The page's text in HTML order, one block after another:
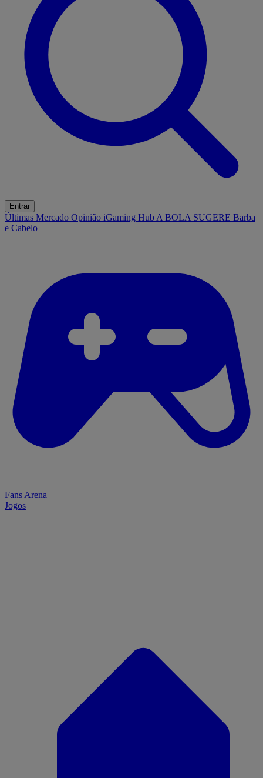
Entrar
Últimas Mercado Opinião iGaming Hub A BOLA SUGERE Barba
e Cabelo
Fans Arena
Jogos